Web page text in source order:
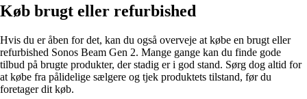
Køb brugt eller refurbished
Hvis du er åben for det, kan du også overveje at købe en brugt eller
refurbished Sonos Beam Gen 2. Mange gange kan du finde gode
tilbud på brugte produkter, der stadig er i god stand. Sørg dog altid for
at købe fra pålidelige sælgere og tjek produktets tilstand, før du
foretager dit køb.